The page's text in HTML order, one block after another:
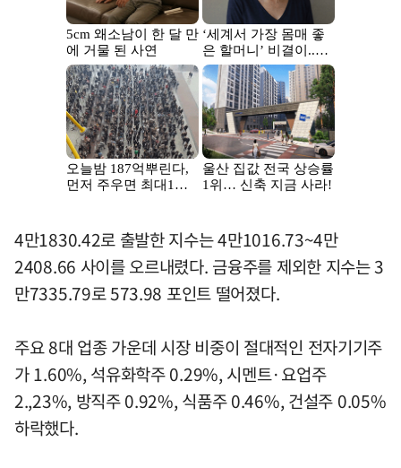
4만1830.42로 출발한 지수는 4만1016.73~4만
2408.66 사이를 오르내렸다. 금융주를 제외한 지수는 3
만7335.79로 573.98 포인트 떨어졌다.
주요 8대 업종 가운데 시장 비중이 절대적인 전자기기주
가 1.60%, 석유화학주 0.29%, 시멘트·요업주
2.,23%, 방직주 0.92%, 식품주 0.46%, 건설주 0.05%
하락했다.